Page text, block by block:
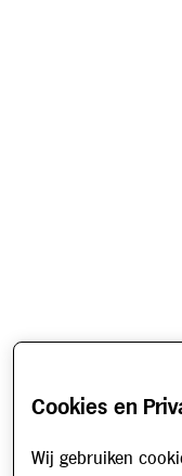
Cookies en
Wij gebruiken